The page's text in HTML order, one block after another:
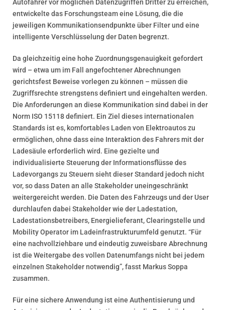
Autofahrer vor möglichen Datenzugriffen Dritter zu erreichen,
entwickelte das Forschungsteam eine Lösung, die die
jeweiligen Kommunikationsendpunkte über Filter und eine
intelligente Verschlüsselung der Daten begrenzt.
Da gleichzeitig eine hohe Zuordnungsgenauigkeit gefordert
wird – etwa um im Fall angefochtener Abrechnungen
gerichtsfest Beweise vorlegen zu können – müssen die
Zugriffsrechte strengstens definiert und eingehalten werden.
Die Anforderungen an diese Kommunikation sind dabei in der
Norm ISO 15118 definiert. Ein Ziel dieses internationalen
Standards ist es, komfortables Laden von Elektroautos zu
ermöglichen, ohne dass eine Interaktion des Fahrers mit der
Ladesäule erforderlich wird. Eine gezielte und
individualisierte Steuerung der Informationsflüsse des
Ladevorgangs zu Steuern sieht dieser Standard jedoch nicht
vor, so dass Daten an alle Stakeholder uneingeschränkt
weitergereicht werden. Die Daten des Fahrzeugs und der User
durchlaufen dabei Stakeholder wie der Ladestation,
Ladestationsbetreibers, Energielieferant, Clearingstelle und
Mobility Operator im Ladeinfrastrukturumfeld genutzt. “Für
eine nachvollziehbare und eindeutig zuweisbare Abrechnung
ist die Weitergabe des vollen Datenumfangs nicht bei jedem
einzelnen Stakeholder notwendig”, fasst Markus Soppa
zusammen.
Für eine sichere Anwendung ist eine Authentisierung und